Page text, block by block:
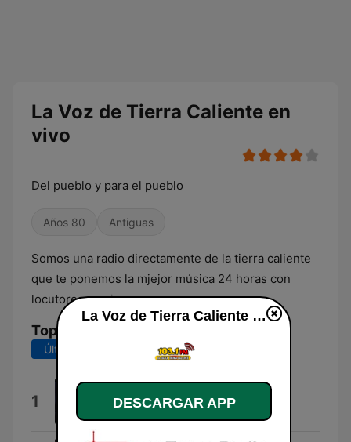
La Voz de Tierra Caliente en
vivo
Del pueblo y para el pueblo
Años 80 Antiguas
Somos una radio directamente de la tierra caliente
que te ponemos la mjejor música 24 horas con
locutores en vivo
Top Canciones
Últimos 7 días Últimos 30 días
1 Fonseca & Willie Colón
La Voz de Tierra Caliente en vivo
DESCARGAR APP